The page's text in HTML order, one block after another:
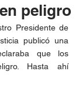
peligro
Presidente de
publicó una
que los
Hasta ahí